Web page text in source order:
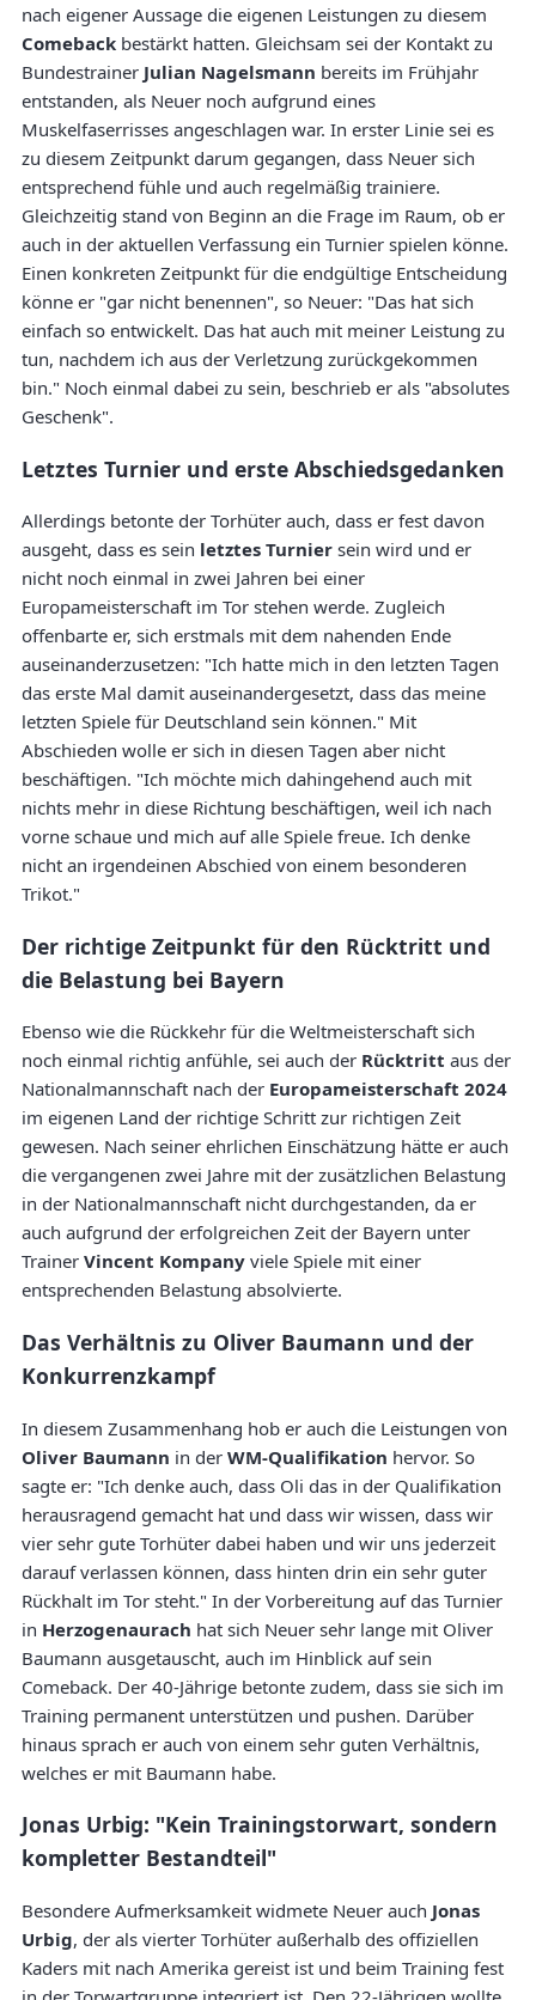
nach eigener Aussage die eigenen Leistungen zu diesem
Comeback bestärkt hatten. Gleichsam sei der Kontakt zu
Bundestrainer Julian Nagelsmann bereits im Frühjahr
entstanden, als Neuer noch aufgrund eines
Muskelfaserrisses angeschlagen war. In erster Linie sei es
zu diesem Zeitpunkt darum gegangen, dass Neuer sich
entsprechend fühle und auch regelmäßig trainiere.
Gleichzeitig stand von Beginn an die Frage im Raum, ob er
auch in der aktuellen Verfassung ein Turnier spielen könne.
Einen konkreten Zeitpunkt für die endgültige Entscheidung
könne er "gar nicht benennen", so Neuer: "Das hat sich
einfach so entwickelt. Das hat auch mit meiner Leistung zu
tun, nachdem ich aus der Verletzung zurückgekommen
bin." Noch einmal dabei zu sein, beschrieb er als "absolutes
Geschenk".
Letztes Turnier und erste Abschiedsgedanken
Allerdings betonte der Torhüter auch, dass er fest davon
ausgeht, dass es sein letztes Turnier sein wird und er
nicht noch einmal in zwei Jahren bei einer
Europameisterschaft im Tor stehen werde. Zugleich
offenbarte er, sich erstmals mit dem nahenden Ende
auseinanderzusetzen: "Ich hatte mich in den letzten Tagen
das erste Mal damit auseinandergesetzt, dass das meine
letzten Spiele für Deutschland sein können." Mit
Abschieden wolle er sich in diesen Tagen aber nicht
beschäftigen. "Ich möchte mich dahingehend auch mit
nichts mehr in diese Richtung beschäftigen, weil ich nach
vorne schaue und mich auf alle Spiele freue. Ich denke
nicht an irgendeinen Abschied von einem besonderen
Trikot."
Der richtige Zeitpunkt für den Rücktritt und
die Belastung bei Bayern
Ebenso wie die Rückkehr für die Weltmeisterschaft sich
noch einmal richtig anfühle, sei auch der Rücktritt aus der
Nationalmannschaft nach der Europameisterschaft 2024
im eigenen Land der richtige Schritt zur richtigen Zeit
gewesen. Nach seiner ehrlichen Einschätzung hätte er auch
die vergangenen zwei Jahre mit der zusätzlichen Belastung
in der Nationalmannschaft nicht durchgestanden, da er
auch aufgrund der erfolgreichen Zeit der Bayern unter
Trainer Vincent Kompany viele Spiele mit einer
entsprechenden Belastung absolvierte.
Das Verhältnis zu Oliver Baumann und der
Konkurrenzkampf
In diesem Zusammenhang hob er auch die Leistungen von
Oliver Baumann in der WM-Qualifikation hervor. So
sagte er: "Ich denke auch, dass Oli das in der Qualifikation
herausragend gemacht hat und dass wir wissen, dass wir
vier sehr gute Torhüter dabei haben und wir uns jederzeit
darauf verlassen können, dass hinten drin ein sehr guter
Rückhalt im Tor steht." In der Vorbereitung auf das Turnier
in Herzogenaurach hat sich Neuer sehr lange mit Oliver
Baumann ausgetauscht, auch im Hinblick auf sein
Comeback. Der 40-Jährige betonte zudem, dass sie sich im
Training permanent unterstützen und pushen. Darüber
hinaus sprach er auch von einem sehr guten Verhältnis,
welches er mit Baumann habe.
Jonas Urbig: "Kein Trainingstorwart, sondern
kompletter Bestandteil"
Besondere Aufmerksamkeit widmete Neuer auch Jonas
Urbig, der als vierter Torhüter außerhalb des offiziellen
Kaders mit nach Amerika gereist ist und beim Training fest